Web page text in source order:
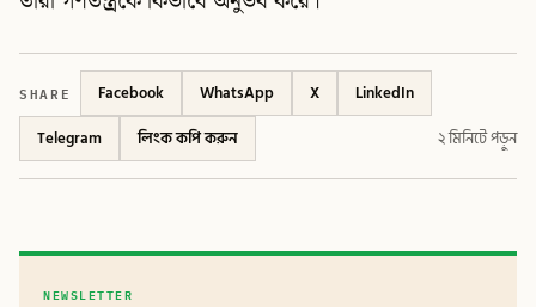
SHARE Facebook WhatsApp X
LinkedIn
Telegram
লিংক কপি করুন ২ মিনিটে পড়ুন
NEWSLETTER